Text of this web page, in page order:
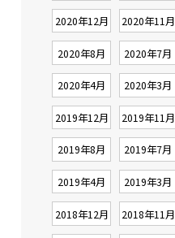
2020年12月 2020年11月
2020年8月 2020年7月
2020年4月 2020年3月
2019年12月 2019年11月
2019年8月 2019年7月
2019年4月 2019年3月
2018年12月 2018年11月